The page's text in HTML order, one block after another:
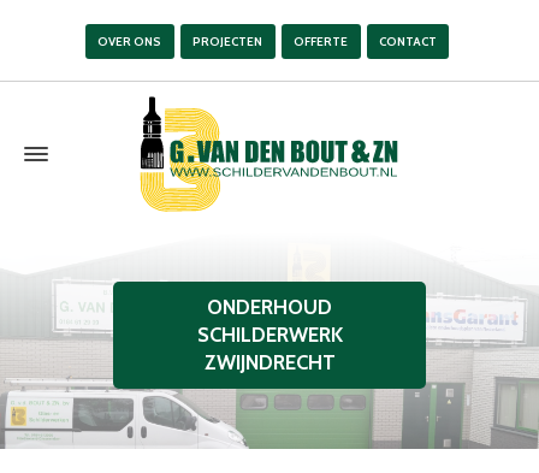
OVER ONS PROJECTEN OFFERTE CONTACT
ONDERHOUD
SCHILDERWERK
ZWIJNDRECHT